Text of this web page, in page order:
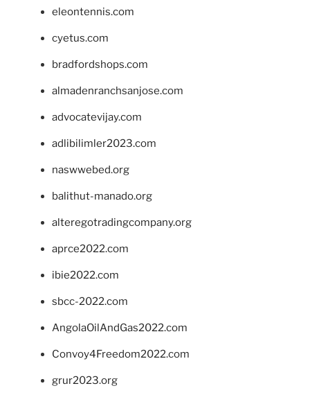
eleontennis.com
cyetus.com
bradfordshops.com
almadenranchsanjose.com
advocatevijay.com
adlibilimler2023.com
naswwebed.org
balithut-manado.org
alteregotradingcompany.org
aprce2022.com
ibie2022.com
sbcc-2022.com
AngolaOilAndGas2022.com
Convoy4Freedom2022.com
grur2023.org